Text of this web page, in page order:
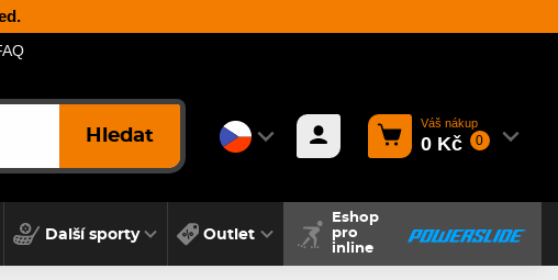
Hledat
Váš nákup
0 Kč 0
Další sporty Outlet
Eshop
pro
inline